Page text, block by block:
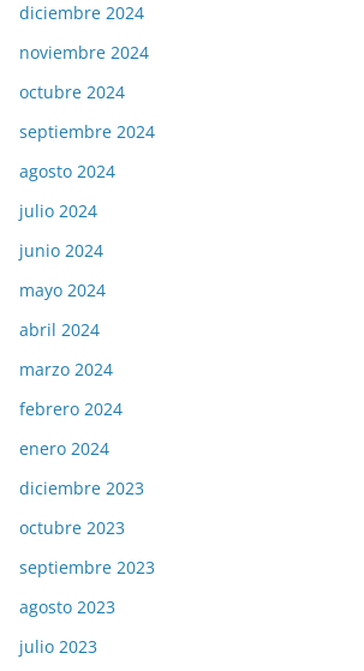
diciembre 2024
noviembre 2024
octubre 2024
septiembre 2024
agosto 2024
julio 2024
junio 2024
mayo 2024
abril 2024
marzo 2024
febrero 2024
enero 2024
diciembre 2023
octubre 2023
septiembre 2023
agosto 2023
julio 2023